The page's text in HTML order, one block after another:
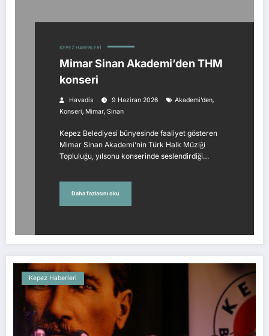
KEPEZ HABERLERI
Mimar Sinan Akademi’den THM
konseri
Havadis 9 Haziran 2026 Akademi’den,
Konseri, Mimar, Sinan
Kepez Belediyesi bünyesinde faaliyet gösteren
Mimar Sinan Akademi’nin Türk Halk Müziği
Topluluğu, yılsonu konserinde seslendirdiği…
Daha fazlasını oku
Kepez Haberleri